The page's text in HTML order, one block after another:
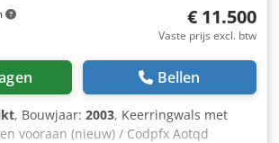
€ 11.500
Vaste prijs excl. btw
Bellen
, Bouwjaar: 2003, Keerringwals met
vooraan (nieuw) / Codpfx Aotqd